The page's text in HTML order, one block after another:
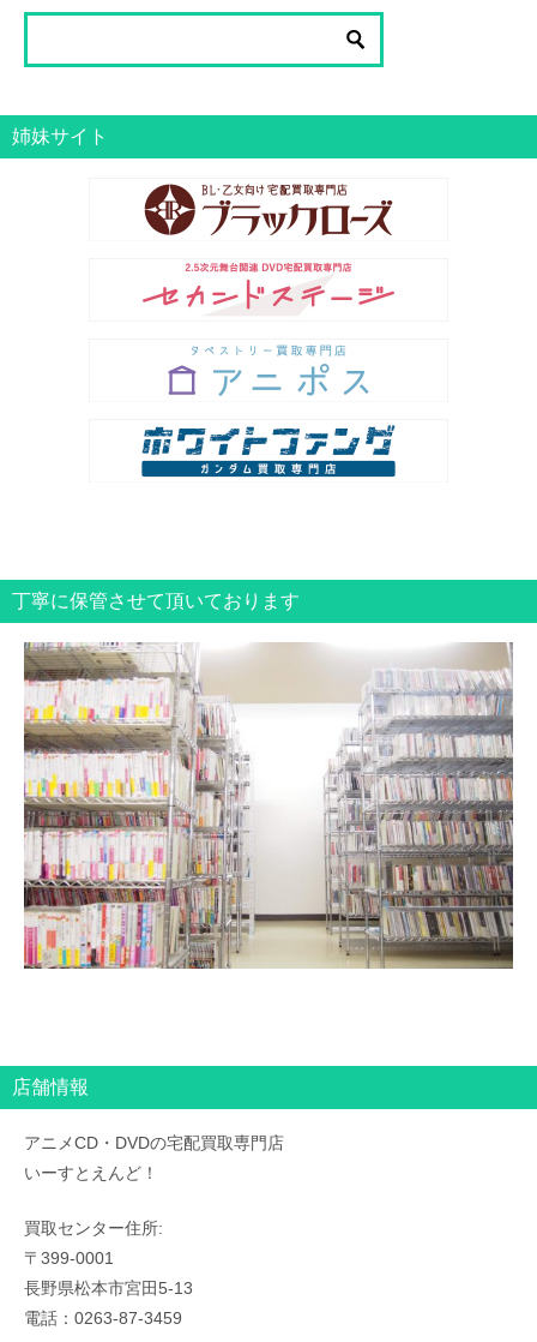
一
姉妹サイト
丁寧に保管させて頂いております
店舗情報
アニメCD・DVDの宅配買取専門店
いーすとえんど！
買取センター住所:
〒399-0001
長野県松本市宮田5-13
電話：0263-87-3459